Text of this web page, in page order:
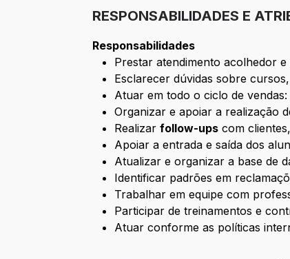
RESPONSABILIDADES E
Responsabilidades
Prestar atendimento acolhedor
Esclarecer dúvidas sobre
Atuar em todo o ciclo de vendas:
Organizar e apoiar a realização
Realizarfollow-ups com
Apoiar a entrada e saída dos
Atualizar e organizar a base de
Identificar padrões em
Trabalhar em equipe com
Participar de treinamentos e
Atuar conforme as políticas